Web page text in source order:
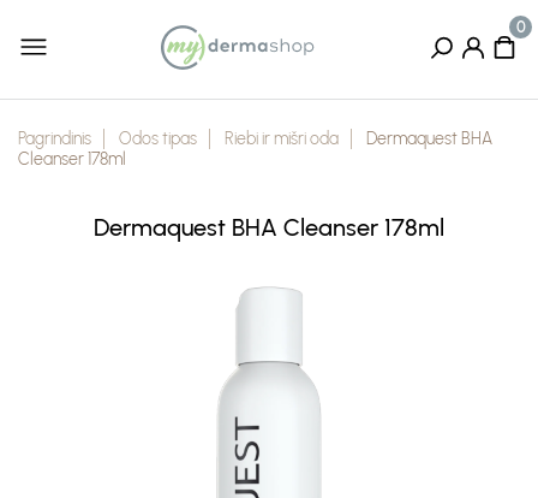
Pagrindinis Odos tipas Riebi ir mišri oda
Dermaquest BHA
Cleanser 178ml
Dermaquest BHA Cleanser 178ml